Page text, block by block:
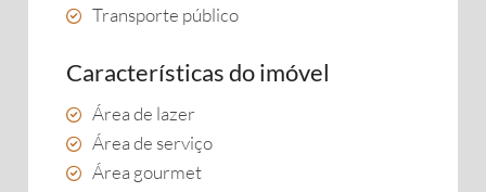
Transporte público
Características do imóvel
Área de lazer
Área de serviço
Área gourmet